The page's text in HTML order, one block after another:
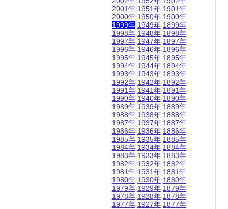
2001年
2000年
1999年
1998年
1997年
1996年
1995年
1994年
1993年
1992年
1991年
1990年
1989年
1988年
1987年
1986年
1985年
1984年
1983年
1982年
1981年
1980年
1979年
1978年
1977年
1951年
1950年
1949年
1948年
1947年
1946年
1945年
1944年
1943年
1942年
1941年
1940年
1939年
1938年
1937年
1936年
1935年
1934年
1933年
1932年
1931年
1930年
1929年
1928年
1927年
1901年
1900年
1899年
1898年
1897年
1896年
1895年
1894年
1893年
1892年
1891年
1890年
1889年
1888年
1887年
1886年
1885年
1884年
1883年
1882年
1881年
1880年
1879年
1878年
1877年